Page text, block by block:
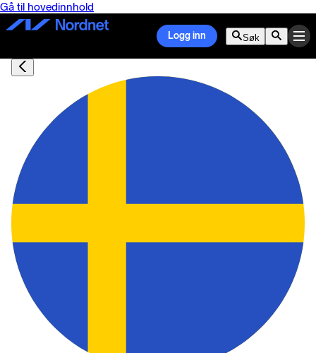
Gå til hovedinnhold
Logg inn Søk